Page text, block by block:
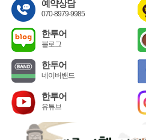
예약상담
070-8979-9985
한투어
블로그
한투어
네이버밴드
한투어
유튜브